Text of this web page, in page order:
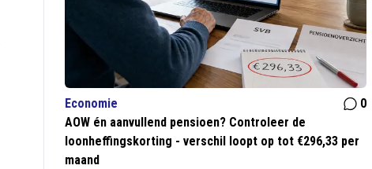
Economie
0
AOW én aanvullend pensioen? Controleer de
loonheffingskorting - verschil loopt op tot €296,33 per
maand